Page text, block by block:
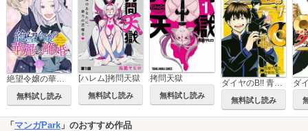
絶望令嬢の華麗なる離婚～幼馴染の大公閣下の溺愛が止まらないのです～[ばら売り]
無料試し読み
[ハレム]拷問天獄
無料試し読み
拷問天獄
無料試し読み
ダイヤのB!! 青道高校吹奏楽部
無料試し読み
「 マンガPark 」のおすすめ作品